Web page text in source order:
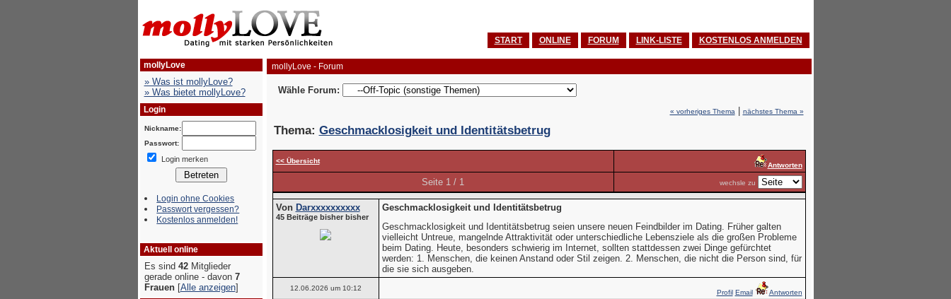
START ONLINE FORUM LINK-LISTE KOSTENLOS ANMELDEN
mollyLove
» Was ist mollyLove?
» Was bietet mollyLove?
Login
Nickname:
Passwort:
Login merken
Login ohne Cookies
Passwort vergessen?
Kostenlos anmelden!
Aktuell online
Es sind 42Mitglieder
gerade online - davon 7
Frauen[Alle anzeigen]
mollyLove - Forum
Wähle Forum:
« vorheriges Thema| nächstes Thema »
Thema: Geschmacklosigkeit und Identitätsbetrug
<< Übersicht
Antworten
Seite 1 / 1 wechsle zu
Von Darxxxxxxxxxx
45 Beiträge bisher bisher
Geschmacklosigkeit und Identitätsbetrug
Geschmacklosigkeit und Identitätsbetrug seien unsere neuen Feindbilder im Dating. Früher galten
vielleicht Untreue, mangelnde Attraktivität oder unterschiedliche Lebensziele als die großen Probleme
beim Dating. Heute, besonders schwierig im Internet, sollten stattdessen zwei Dinge gefürchtet
werden: 1. Menschen, die keinen Anstand oder Stil zeigen. 2. Menschen, die nicht die Person sind, für
die sie sich ausgeben.
12.06.2026 um 10:12
Profil Email Antworten